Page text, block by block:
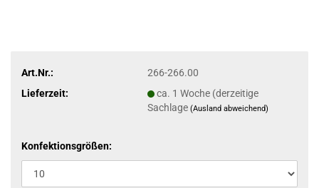
Art.Nr.:
266-266.00
Lieferzeit:
ca. 1 Woche (derzeitige
Sachlage (Ausland abweichend)
Konfektionsgrößen: